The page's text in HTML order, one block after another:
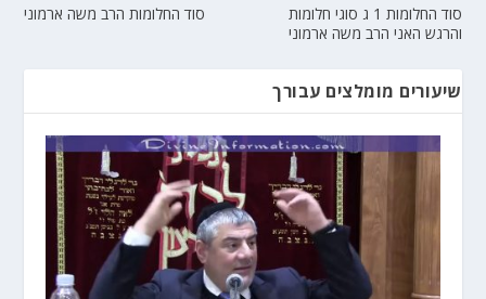
סוד החלומות הרב משה ארמוני
סוד החלומות 1 ג סוגי חלומות
והרגש האני הרב משה ארמוני
שיעורים מומלצים עבורך